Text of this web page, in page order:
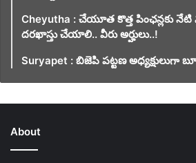
Cheyutha : చేయూత కొత్త పింఛన్లకు నేటి
దరఖాస్తు చేయాలి.. వీరు అర్హులు..!
Suryapet : బిజెపి పట్టణ అధ్యక్షులుగా
About